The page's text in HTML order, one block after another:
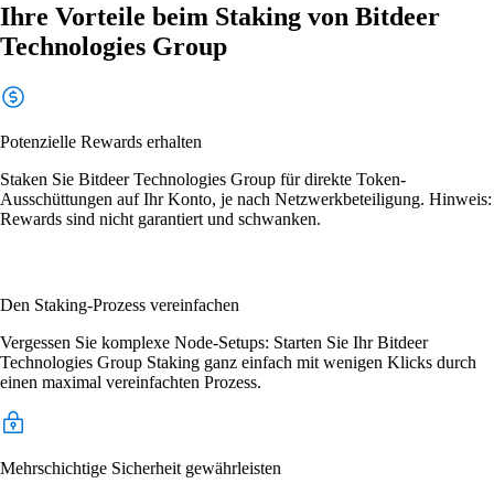
Ihre Vorteile beim Staking von Bitdeer
Technologies Group
Potenzielle Rewards erhalten
Staken Sie Bitdeer Technologies Group für direkte Token-
Ausschüttungen auf Ihr Konto, je nach Netzwerkbeteiligung. Hinweis:
Rewards sind nicht garantiert und schwanken.
Den Staking-Prozess vereinfachen
Vergessen Sie komplexe Node-Setups: Starten Sie Ihr Bitdeer
Technologies Group Staking ganz einfach mit wenigen Klicks durch
einen maximal vereinfachten Prozess.
Mehrschichtige Sicherheit gewährleisten